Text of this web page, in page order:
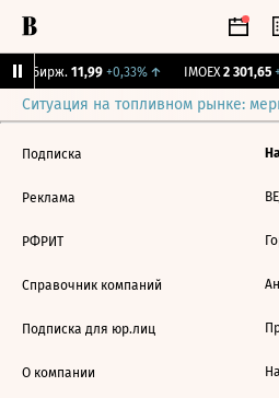
CNY Бирж. 11,99 +0,33%↑ IMOEX 2 301,65
Ситуация на топливном рынке:
Подписка
Реклама
РФРИТ
Справочник компаний
Подписка для юр.лиц
О компании